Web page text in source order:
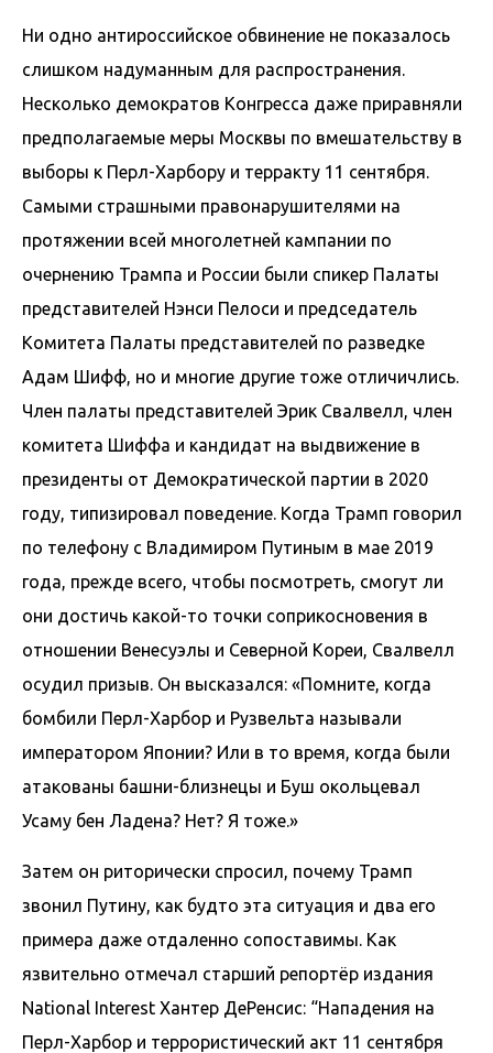
Ни одно антироссийское обвинение не показалось
слишком надуманным для распространения.
Несколько демократов Конгресса даже приравняли
предполагаемые меры Москвы по вмешательству в
выборы к Перл-Харбору и терракту 11 сентября.
Самыми страшными правонарушителями на
протяжении всей многолетней кампании по
очернению Трампа и России были спикер Палаты
представителей Нэнси Пелоси и председатель
Комитета Палаты представителей по разведке
Адам Шифф, но и многие другие тоже отличичлись.
Член палаты представителей Эрик Свалвелл, член
комитета Шиффа и кандидат на выдвижение в
президенты от Демократической партии в 2020
году, типизировал поведение. Когда Трамп говорил
по телефону с Владимиром Путиным в мае 2019
года, прежде всего, чтобы посмотреть, смогут ли
они достичь какой-то точки соприкосновения в
отношении Венесуэлы и Северной Кореи, Свалвелл
осудил призыв. Он высказался: «Помните, когда
бомбили Перл-Харбор и Рузвельта называли
императором Японии? Или в то время, когда были
атакованы башни-близнецы и Буш окольцевал
Усаму бен Ладена? Нет? Я тоже.»
Затем он риторически спросил, почему Трамп
звонил Путину, как будто эта ситуация и два его
примера даже отдаленно сопоставимы. Как
язвительно отмечал старший репортёр издания
National Interest Хантер ДеРенсис: “Нападения на
Перл-Харбор и террористический акт 11 сентября